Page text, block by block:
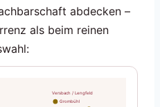
abdecken –
als beim reinen
Grombühl
Versbach / Lengfeld